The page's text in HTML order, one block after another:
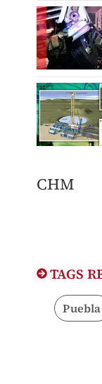
CHM
TAGS
Puebla